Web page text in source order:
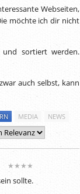
Webseiten,
möchte ich dir nicht
und sortiert werden.
auch selbst, kann
MEDIA
NEWS
★★★★
sollte.